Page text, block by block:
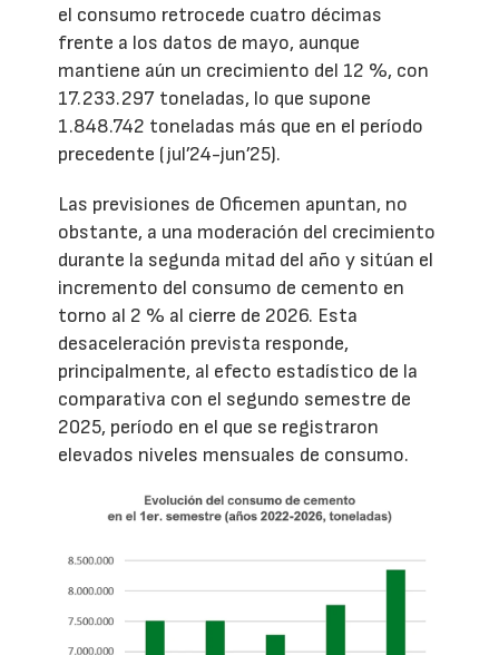
el consumo retrocede cuatro décimas
frente a los datos de mayo, aunque
mantiene aún un crecimiento del 12 %, con
17.233.297 toneladas, lo que supone
1.848.742 toneladas más que en el período
precedente (jul’24-jun’25).
Las previsiones de Oficemen apuntan, no
obstante, a una moderación del crecimiento
durante la segunda mitad del año y sitúan el
incremento del consumo de cemento en
torno al 2 % al cierre de 2026. Esta
desaceleración prevista responde,
principalmente, al efecto estadístico de la
comparativa con el segundo semestre de
2025, período en el que se registraron
elevados niveles mensuales de consumo.